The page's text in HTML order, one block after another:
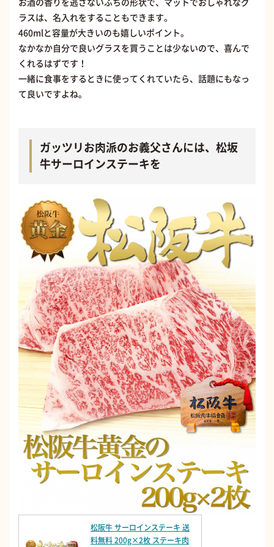
ラスは、名入れをすることもできます。
460mlと容量が大きいのも嬉しいポイント。
なかなか自分で良いグラスを買うことは少ないので、喜んで
くれるはずです！
一緒に食事をするときに使ってくれていたら、話題にもなっ
て良いですよね。
ガッツリお肉派のお義父さんには、松坂
牛サーロインステーキを
松阪牛 サーロインステーキ 送
料無料 200g×2枚 ステーキ肉